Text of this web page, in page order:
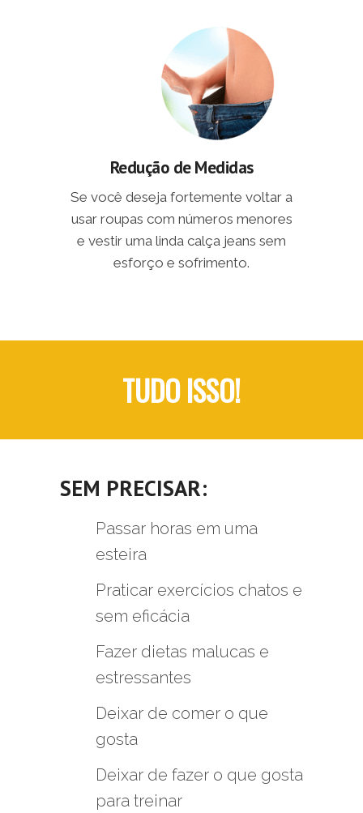
Redução de Medidas
Se você deseja fortemente voltar a
usar roupas com números menores
e vestir uma linda calça jeans sem
esforço e sofrimento.
TUDO ISSO!
SEM PRECISAR:
Passar horas em uma
esteira
Praticar exercícios chatos e
sem eficácia
Fazer dietas malucas e
estressantes
Deixar de comer o que
gosta
Deixar de fazer o que gosta
para treinar